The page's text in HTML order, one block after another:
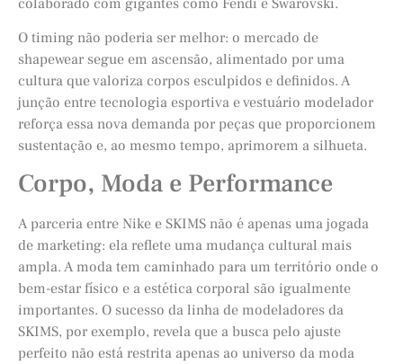
O timing não poderia ser melhor: o mercado de
shapewear segue em ascensão, alimentado por uma
cultura que valoriza corpos esculpidos e definidos. A
junção entre tecnologia esportiva e vestuário modelador
reforça essa nova demanda por peças que proporcionem
sustentação e, ao mesmo tempo, aprimorem a silhueta.
Corpo, Moda e Performance
A parceria entre Nike e SKIMS não é apenas uma jogada
de marketing: ela reflete uma mudança cultural mais
ampla. A moda tem caminhado para um território onde o
bem-estar físico e a estética corporal são igualmente
importantes. O sucesso da linha de modeladores da
SKIMS, por exemplo, revela que a busca pelo ajuste
perfeito não está restrita apenas ao universo da moda